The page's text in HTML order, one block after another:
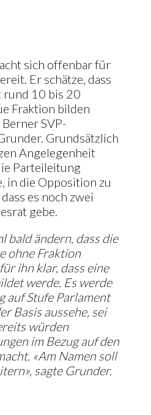
sich offenbar für
Er schätze, dass
rund 10 bis 20
Fraktion bilden
SVP-
Grundsätzlich
Angelegenheit
Parteileitung
in die Opposition zu
es noch zwei
gebe.
bald ändern, dass die
ohne Fraktion
ihn klar, dass eine
werde. Es werde
auf Stufe Parlament
Basis aussehe, sei
würden
im Bezug auf den
«Am Namen soll
sagte Grunder.